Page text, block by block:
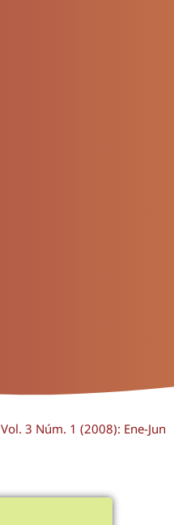
Vol. 3 Núm. 1 (2008): Ene-Jun